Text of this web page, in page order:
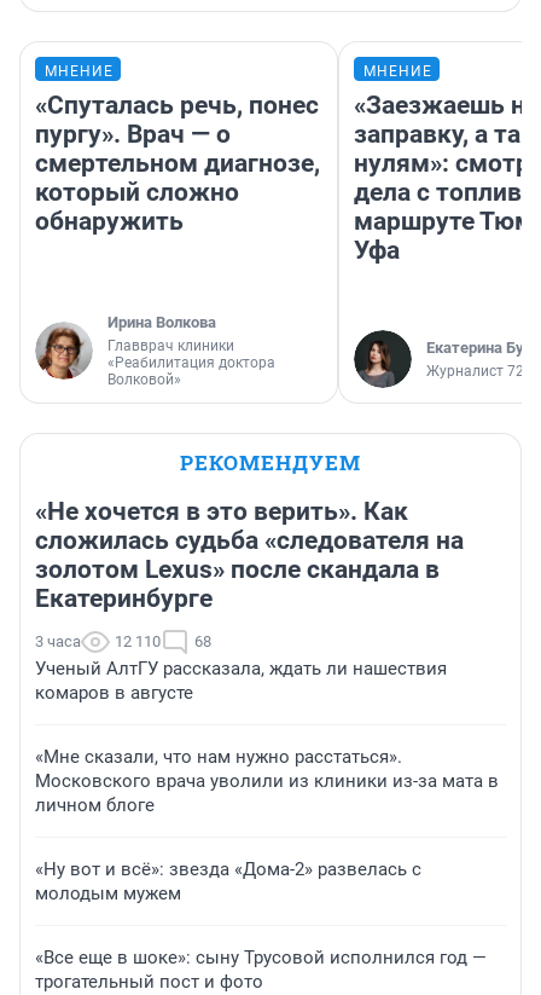
МНЕНИЕ
«Спуталась речь, понес
пургу». Врач — о
смертельном диагнозе,
который сложно
обнаружить
Ирина Волкова
Главврач клиники
«Реабилитация доктора
Волковой»
МНЕНИЕ
«Заезжаешь на
заправку, а
нулям»:
дела с
маршруте
Уфа
Екатерина
Журналист
РЕКОМЕНДУЕМ
«Не хочется в это верить». Как
сложилась судьба «следователя на
золотом Lexus» после скандала в
Екатеринбурге
3 часа 12 110 68
Ученый АлтГУ рассказала, ждать ли нашествия
комаров в августе
«Мне сказали, что нам нужно расстаться».
Московского врача уволили из клиники из-за мата в
личном блоге
«Ну вот и всё»: звезда «Дома-2» развелась с
молодым мужем
«Все еще в шоке»: сыну Трусовой исполнился год —
трогательный пост и фото